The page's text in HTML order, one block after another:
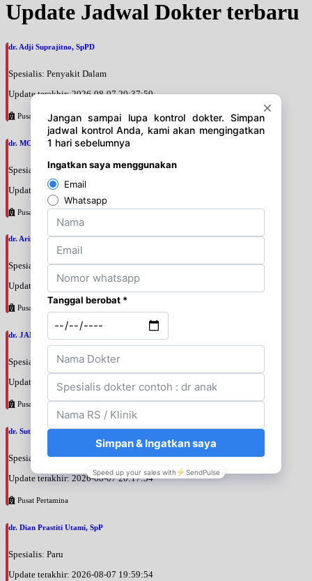
Update Jadwal Dokter terbaru
dr. Adji Suprajitno, SpPD
Spesialis: Penyakit Dalam
Update terakhir: 2026-08-07 20:37:59
Pusat Pertamina
dr. MOCHAMAD PASHA, SpPD
Spesialis: Penyakit Dalam
Update terakhir: 2026-08-07 20:35:45
Pusat Pertamina
dr. Arini Purwono, SpP
Spesialis: Paru
Update terakhir: 2026-08-07 20:25:58
Pusat Pertamina
dr. JANUAR HABIBI, SpP
Spesialis: Paru
Update terakhir: 2026-08-07 20:23:50
Pusat Pertamina
dr. Sutji Astuti Mariono, SpP
Spesialis: Paru
Update terakhir: 2026-08-07 20:17:34
Pusat Pertamina
dr. Dian Prastiti Utami, SpP
Spesialis: Paru
Update terakhir: 2026-08-07 19:59:54